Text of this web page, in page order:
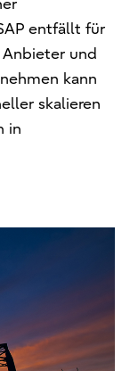
entfällt für
und
kann
skalieren
in